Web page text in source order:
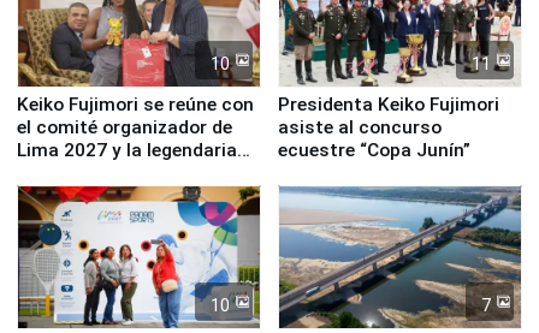
10
Keiko Fujimori se reúne con
el comité organizador de
Lima 2027 y la legendaria
11
Presidenta Keiko Fujimori
asiste al concurso
ecuestre “Copa Junín”
10 7